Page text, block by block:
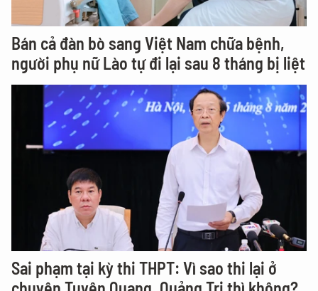
Bán cả đàn bò sang Việt Nam chữa bệnh,
người phụ nữ Lào tự đi lại sau 8 tháng bị liệt
Sai phạm tại kỳ thi THPT: Vì sao thi lại ở